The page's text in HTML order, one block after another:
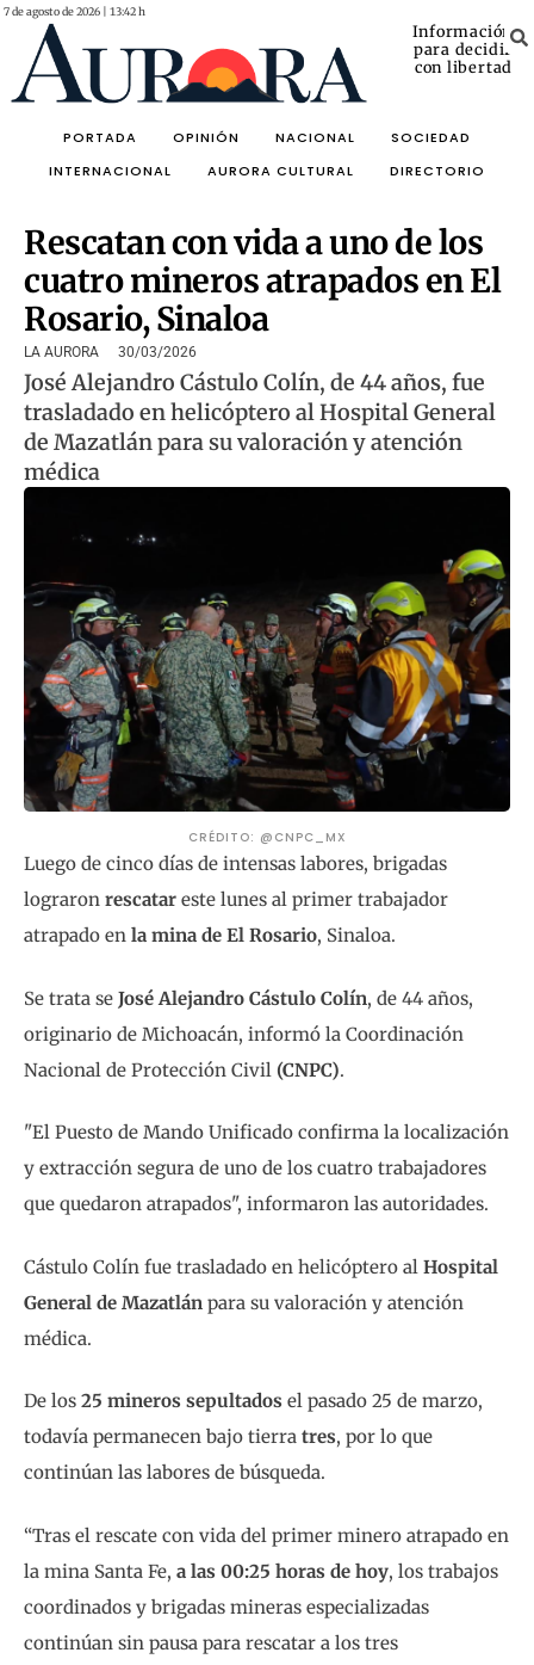
7 de agosto de 2026 | 13:42 h
Información
para decidir
con libertad
PORTADA OPINIÓN NACIONAL
SOCIEDAD
INTERNACIONAL
AURORA CULTURAL DIRECTORIO
Rescatan con vida a uno de los
cuatro mineros atrapados en El
Rosario, Sinaloa
LA AURORA 30/03/2026
José Alejandro Cástulo Colín, de 44 años, fue
trasladado en helicóptero al Hospital General
de Mazatlán para su valoración y atención
médica
CRÉDITO: @CNPC_MX
Luego de cinco días de intensas labores, brigadas
lograron rescatar este lunes al primer trabajador
atrapado en la mina de El Rosario, Sinaloa.
Se trata se José Alejandro Cástulo Colín, de 44 años,
originario de Michoacán, informó la Coordinación
Nacional de Protección Civil (CNPC).
"El Puesto de Mando Unificado confirma la localización
y extracción segura de uno de los cuatro trabajadores
que quedaron atrapados", informaron las autoridades.
Cástulo Colín fue trasladado en helicóptero al Hospital
General de Mazatlán para su valoración y atención
médica.
De los 25 mineros sepultados el pasado 25 de marzo,
todavía permanecen bajo tierra tres, por lo que
continúan las labores de búsqueda.
“Tras el rescate con vida del primer minero atrapado en
la mina Santa Fe, a las 00:25 horas de hoy, los trabajos
coordinados y brigadas mineras especializadas
continúan sin pausa para rescatar a los tres